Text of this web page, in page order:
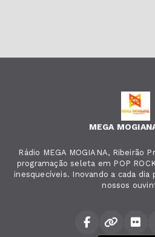
MEGA
Rádio MEGA MOGIANA, Ribeirão
programação seleta em POP
inesquecíveis. Inovando a cada dia
nossos